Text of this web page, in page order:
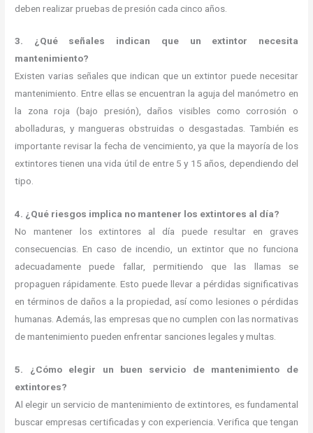
deben realizar pruebas de presión cada cinco años.
3. ¿Qué señales indican que un extintor necesita
mantenimiento?
Existen varias señales que indican que un extintor puede necesitar
mantenimiento. Entre ellas se encuentran la aguja del manómetro en
la zona roja (bajo presión), daños visibles como corrosión o
abolladuras, y mangueras obstruidas o desgastadas. También es
importante revisar la fecha de vencimiento, ya que la mayoría de los
extintores tienen una vida útil de entre 5 y 15 años, dependiendo del
tipo.
4. ¿Qué riesgos implica no mantener los extintores al día?
No mantener los extintores al día puede resultar en graves
consecuencias. En caso de incendio, un extintor que no funciona
adecuadamente puede fallar, permitiendo que las llamas se
propaguen rápidamente. Esto puede llevar a pérdidas significativas
en términos de daños a la propiedad, así como lesiones o pérdidas
humanas. Además, las empresas que no cumplen con las normativas
de mantenimiento pueden enfrentar sanciones legales y multas.
5. ¿Cómo elegir un buen servicio de mantenimiento de
extintores?
Al elegir un servicio de mantenimiento de extintores, es fundamental
buscar empresas certificadas y con experiencia. Verifica que tengan